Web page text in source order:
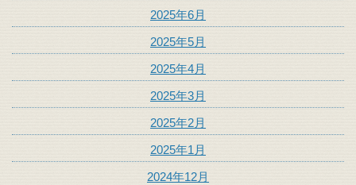
2025年6月
2025年5月
2025年4月
2025年3月
2025年2月
2025年1月
2024年12月